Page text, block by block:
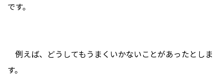
です。
例えば、どうしてもうまくいかないことがあったとしま
す。